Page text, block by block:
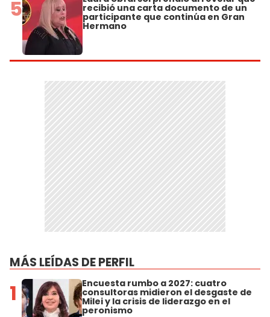
5 recibió una carta documento de un
participante que continúa en Gran
Hermano
MÁS LEÍDAS DE PERFIL
1 Encuesta rumbo a 2027: cuatro
consultoras midieron el desgaste de
Milei y la crisis de liderazgo en el
peronismo